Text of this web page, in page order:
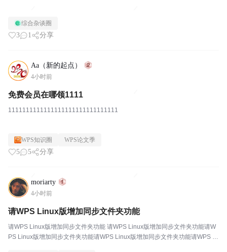
综合杂谈圈
3 1 分享
Aa（新的起点）
4小时前
免费会员在哪领1111
1111111111111111111111111111111
WPS知识圈 WPS论文季
5 5 分享
moriarty
4小时前
请WPS Linux版增加同步文件夹功能
请WPS Linux版增加同步文件夹功能 请WPS Linux版增加同步文件夹功能请W
PS Linux版增加同步文件夹功能请WPS Linux版增加同步文件夹功能请WPS Li